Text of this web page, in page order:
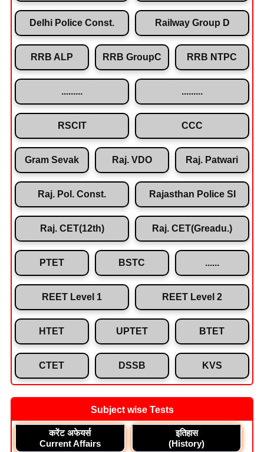
Delhi Police Const. Railway Group D
RRB ALP RRB GroupC RRB NTPC
RSCIT CCC
Gram Sevak Raj. VDO Raj. Patwari
Raj. Pol. Const. Rajasthan Police SI
Raj. CET(12th) Raj. CET(Greadu.)
PTET BSTC
REET Level 1 REET Level 2
HTET UPTET BTET
CTET DSSB KVS
Subject wise Tests
करेंट अफेयर्स
Current Affairs
इतिहास
(History)